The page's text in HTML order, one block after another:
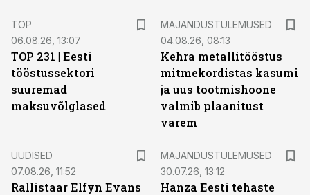
TOP
06.08.26, 13:07
TOP 231 | Eesti
tööstussektori
suuremad
maksuvõlglased
MAJANDUSTULEMUSED
04.08.26, 08:13
Kehra metallitööstus
mitmekordistas kasumi
ja uus tootmishoone
valmib plaanitust
varem
UUDISED
07.08.26, 11:52
Rallistaar Elfyn Evans
MAJANDUSTULEMUSED
30.07.26, 13:12
Hanza Eesti tehaste